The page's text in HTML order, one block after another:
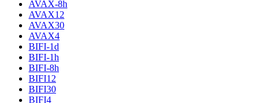
AVAX-8h
AVAX12
AVAX30
AVAX4
BIFI-1d
BIFI-1h
BIFI-8h
BIFI12
BIFI30
BIFI4